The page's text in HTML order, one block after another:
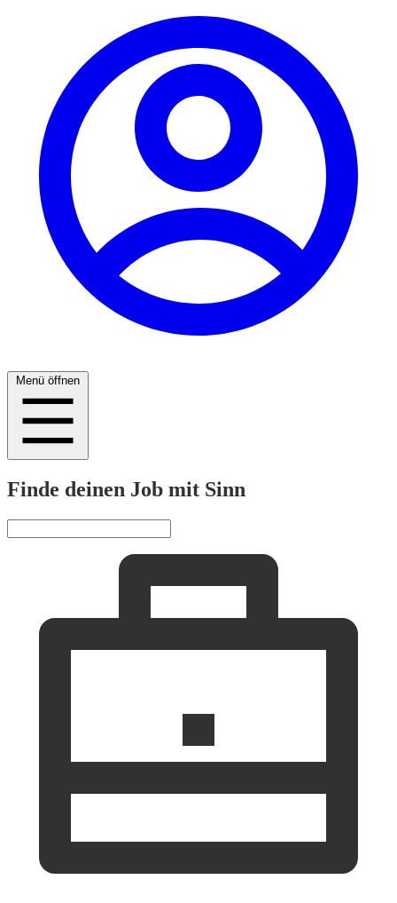
Menü öffnen
Finde deinen Job mit Sinn